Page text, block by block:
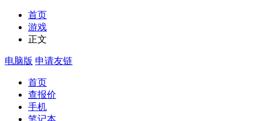
首页
游戏
正文
电脑版 申请友链
首页
查报价
手机
笔记本